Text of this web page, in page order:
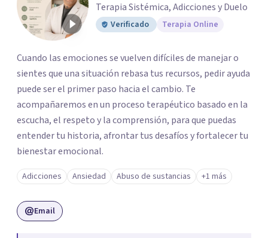
Terapia Sistémica, Adicciones y Duelo
Verificado Terapia Online
Cuando las emociones se vuelven difíciles de manejar o
sientes que una situación rebasa tus recursos, pedir ayuda
puede ser el primer paso hacia el cambio. Te
acompañaremos en un proceso terapéutico basado en la
escucha, el respeto y la comprensión, para que puedas
entender tu historia, afrontar tus desafíos y fortalecer tu
bienestar emocional.
Adicciones Ansiedad Abuso de sustancias +1 más
Email